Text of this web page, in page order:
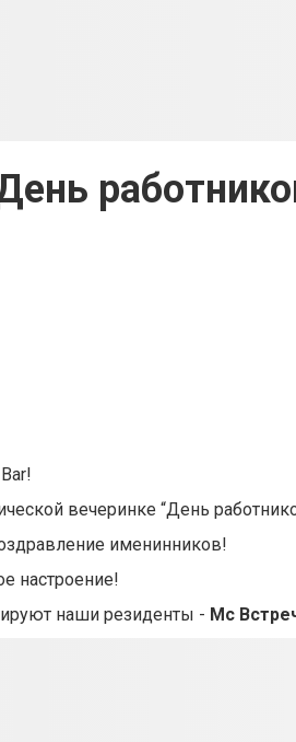
вечеринке “День
именинников!
настроение!
наши резиденты - Мс